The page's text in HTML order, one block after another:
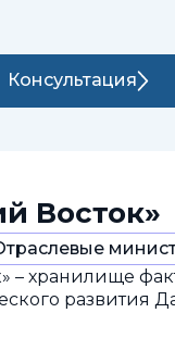
Консультация
Восток»
– хранилище
развития